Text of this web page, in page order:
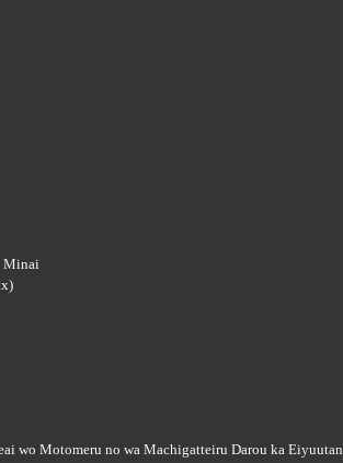
Minai
wo Motomeru no wa Machigatteiru Darou ka Eiyuutan